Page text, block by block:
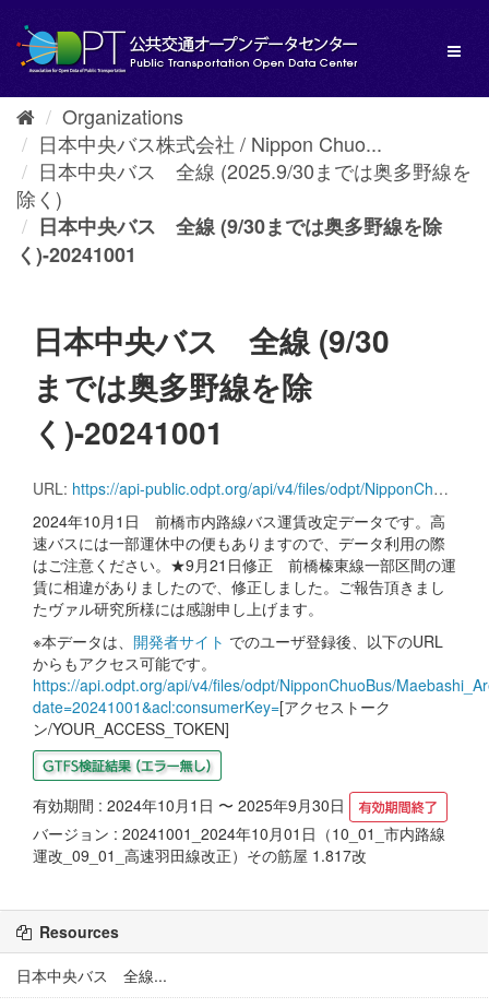
content
Organizations
日本中央バス株式会社 / Nippon Chuo...
日本中央バス 全線 (2025.9/30までは奥多野線を
除く)
日本中央バス 全線 (9/30までは奥多野線を除
く)-20241001
日本中央バス 全線 (9/30
までは奥多野線を除
く)-20241001
URL: https://api-public.odpt.org/api/v4/files/odpt/NipponChuoBus/Maebashi_Area.zip?date=20241001
2024年10月1日 前橋市内路線バス運賃改定データです。高
速バスには一部運休中の便もありますので、データ利用の際
はご注意ください。★9月21日修正 前橋榛東線一部区間の運
賃に相違がありましたので、修正しました。ご報告頂きまし
たヴァル研究所様には感謝申し上げます。
※本データは、 開発者サイト でのユーザ登録後、以下のURL
からもアクセス可能です。
https://api.odpt.org/api/v4/files/odpt/NipponChuoBus/
date=20241001&acl:consumerKey=[アクセストーク
ン/YOUR_ACCESS_TOKEN]
有効期間 : 2024年10月1日 〜 2025年9月30日
バージョン : 20241001_2024年10月01日（10_01_市内路線
運改_09_01_高速羽田線改正）その筋屋 1.817改
Resources
日本中央バス 全線...